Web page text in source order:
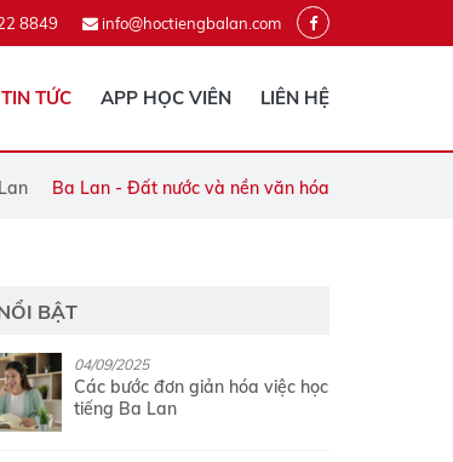
8849 info@hoctiengbalan.com
TIN TỨC APP HỌC VIÊN LIÊN HỆ
Ba Lan - Đất nước và nền văn hóa
BẬT
04/09/2025
Các bước đơn giản hóa việc học
tiếng Ba Lan